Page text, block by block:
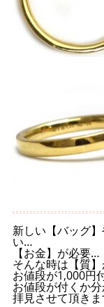
新しい【バッグ
い…
【お金】が必要…
そんな時は【質
お値段が1,000円
お値段が付くか
拝見させて頂きま